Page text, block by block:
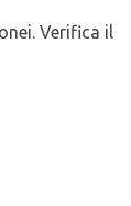
Verifica il